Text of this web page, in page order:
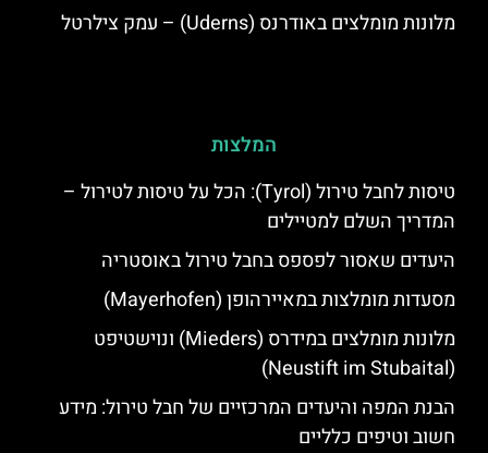
מלונות מומלצים באודרנס (Uderns) – עמק צילרטל
המלצות
טיסות לחבל טירול (Tyrol): הכל על טיסות לטירול –
המדריך השלם למטיילים
היעדים שאסור לפספס בחבל טירול באוסטריה
מסעדות מומלצות במאיירהופן (Mayerhofen)
מלונות מומלצים במידרס (Mieders) ונוישטיפט
(Neustift im Stubaital)
הבנת המפה והיעדים המרכזיים של חבל טירול: מידע
חשוב וטיפים כלליים